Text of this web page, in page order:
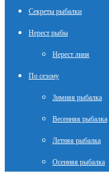
Секреты рыбалки
Нерест рыбы
Нерест линя
По сезону
Зимняя рыбалка
Весенняя рыбалка
Летняя рыбалка
Осенняя рыбалка